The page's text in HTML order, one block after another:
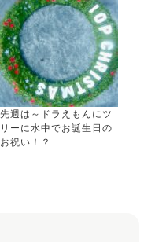
先週は～ドラえもんにツ
リーに水中でお誕生日の
お祝い！？